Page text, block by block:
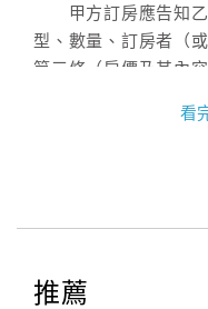
甲方訂房應告知乙
型、數量、訂房者（
第三條（房價及其內容
量及房價，並應依第
甲方入住及退房之
看
推薦